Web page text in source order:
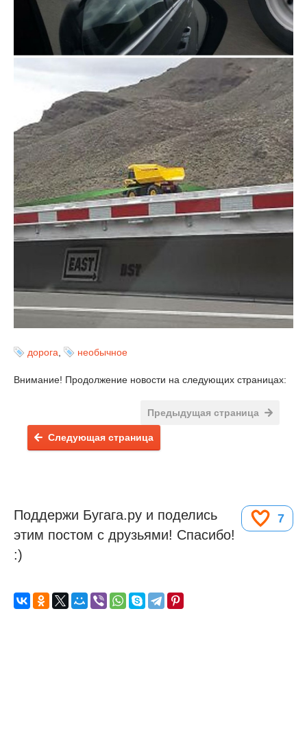
дорога, необычное
Внимание! Продолжение новости на следующих страницах:
Предыдущая страница
Следующая страница
7
Поддержи Бугага.ру и поделись
этим постом с друзьями! Спасибо!
:)